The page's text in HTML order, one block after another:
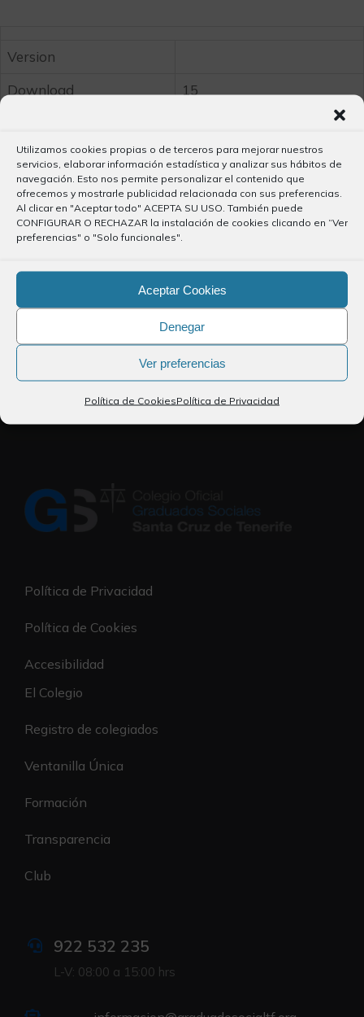
Utilizamos cookies propias o de terceros para mejorar nuestros
servicios, elaborar información estadística y analizar sus hábitos de
navegación. Esto nos permite personalizar el contenido que
ofrecemos y mostrarle publicidad relacionada con sus preferencias.
Al clicar en "Aceptar todo" ACEPTA SU USO. También puede
CONFIGURAR O RECHAZAR la instalación de cookies clicando en “Ver
preferencias" o "Solo funcionales".
Aceptar Cookies
Denegar
Ver preferencias
Política de CookiesPolítica de Privacidad
Version
Download
15
Total Files
1
Size
762.80 KB
Create Date
7 agosto, 2026
Política de Privacidad
Política de Cookies
Accesibilidad
El Colegio
Registro de colegiados
Ventanilla Única
Formación
Transparencia
Club
922 532 235
L-V: 08:00 a 15:00 hrs